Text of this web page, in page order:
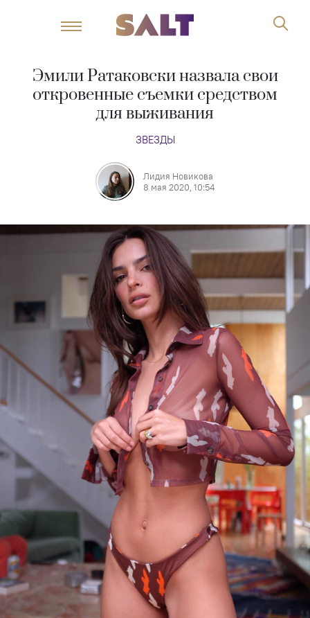
Эмили Ратаковски назвала свои
откровенные съемки средством
для выживания
ЗВЕЗДЫ
Лидия Новикова
8 мая 2020, 10:54